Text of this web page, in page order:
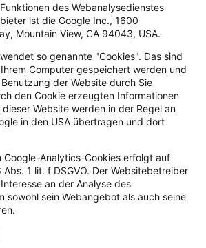
des Webanalysedienstes
ist die Google Inc., 1600
Mountain View, CA 94043, USA.
so genannte "Cookies". Das sind
Computer gespeichert werden und
der Website durch Sie
den Cookie erzeugten Informationen
Website werden in der Regel an
in den USA übertragen und dort
Google-Analytics-Cookies erfolgt auf
1 lit. f DSGVO. Der Websitebetreiber
an der Analyse des
sowohl sein Webangebot als auch seine